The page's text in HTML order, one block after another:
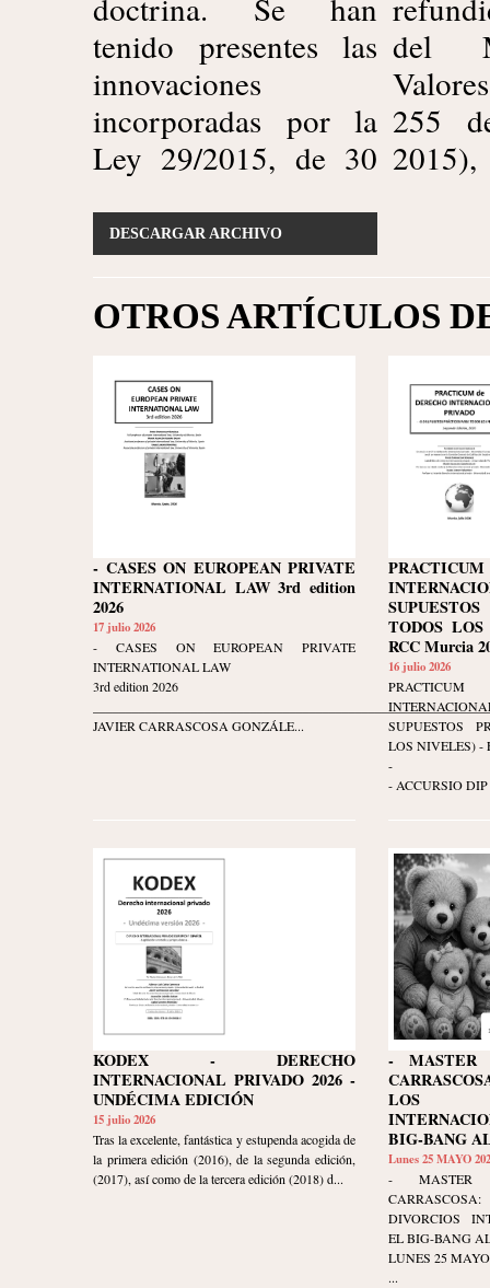
tenido presentes las
innovaciones
incorporadas por la
Ley 29/2015, de 30
del Mercado de
Valores (BOE núm.
255 de 24 octubre
2015), el Real
DESCARGAR ARCHIVO
OTROS ARTÍCULOS
- CASES ON EUROPEAN PRIVATE
INTERNATIONAL LAW 3rd edition
2026
17 julio 2026
- CASES ON EUROPEAN PRIVATE
INTERNATIONAL LAW
3rd edition 2026
JAVIER CARRASCOSA GONZÁLE...
TODOS
RCC Murcia
16 julio 2026
SUPUESTOS
LOS NIVELES) -
-
- ACCURSIO DIP
KODEX - DERECHO
INTERNACIONAL PRIVADO 2026 -
UNDÉCIMA EDICIÓN
15 julio 2026
Tras la excelente, fantástica y estupenda acogida de
la primera edición (2016), de la segunda edición,
(2017), así como de la tercera edición (2018) d...
- MASTER
LOS
BIG-BANG
Lunes 25 MAYO
- MASTER
DIVORCIOS
EL BIG-BANG
LUNES 25 MAYO
...